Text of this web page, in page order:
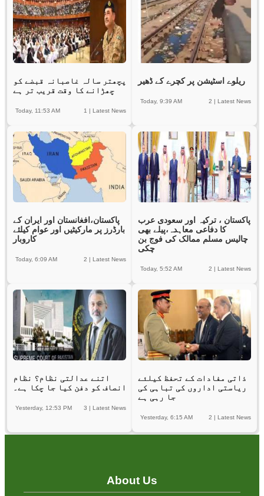
پچھتر سالہ غاصبانہ قبضے کو
چھڑانے کا وقت قریب تر ہے
1 | Latest News
Today, 11:53 AM
ریلوے اسٹیشن پر کچرے کے ڈھیر
2 | Latest News
Today, 9:39 AM
پاکستان،افغانستان اور ایران کے
بارڈرز پر مارکیٹیں اور عوام کیلئے
کاروبار
2 | Latest News
Today, 6:09 AM
پاکستان ، ترکیہ اور سعودی عرب
کا دفاعی معاہدہ،پیلے بھی
چالیس مسلم ممالک کی فوج بن
چکی
2 | Latest News
Today, 5:52 AM
اتنے عدالتی نظام؟ نظام
انصاف کو دفن کیا جا چکا ہے۔
3 | Latest News
Yesterday, 12:53 PM
ذاتی مفادات کے تحفظ کیلئے
ریاستی اداروں کی تباہی کی
جا رہی ہے
2 | Latest News
Yesterday, 6:15 AM
About Us